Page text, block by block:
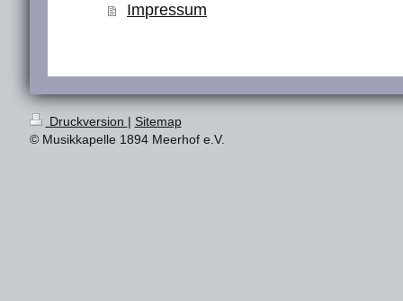
Impressum
Druckversion | Sitemap
© Musikkapelle 1894 Meerhof e.V.